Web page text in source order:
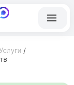
Услуги /